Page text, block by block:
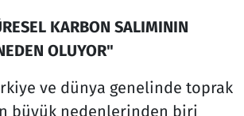
KARBON SALIMININ
OLUYOR"
ve dünya genelinde toprak
büyük nedenlerinden biri